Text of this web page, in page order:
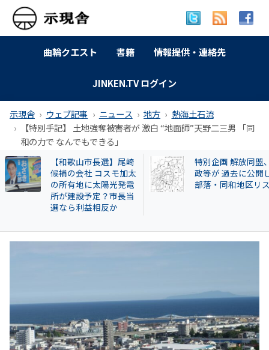
曲輪クエスト 書籍 情報提供・連絡先
JINKEN.TV ログイン
示現舎 ウェブ記事 ニュース 地方
熱海土石流
【特別手記】 土地強奪被害者が 激白 “地面師”天野二三男 「同
和の力で なんでもできる」
【和歌山市長選】尾崎
候補の会社 コスモ加太
の所有地に太陽光発電
所が建設予定？市長当
選なら利益相反か
特別企画 解放同盟
政等が 過去に公開
部落・同和地区リ